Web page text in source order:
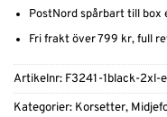
PostNord spårbart till box
Fri frakt över 799 kr, full
Artikelnr: F3241-1black-2xl-
Kategorier: Korsetter,